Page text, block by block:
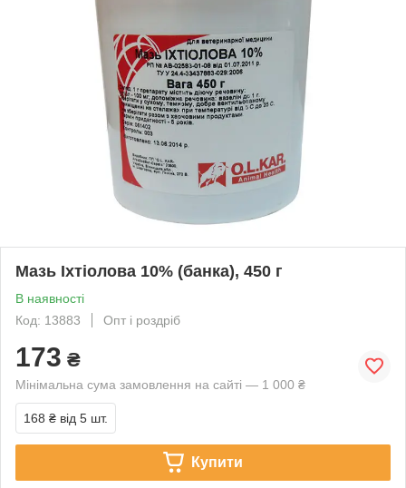
Мазь Іхтіолова 10% (банка), 450 г
В наявності
Код: 13883
Опт і роздріб
173 ₴
Мінімальна сума замовлення на сайті — 1 000 ₴
168 ₴ від 5 шт.
Купити